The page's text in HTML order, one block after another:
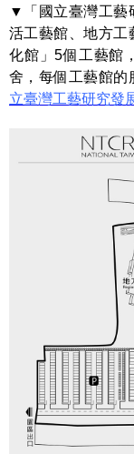
▼「國立臺灣工藝
活工藝館、地方工
化館」5個工藝館
舍，每個工藝館的
立臺灣工藝研究發